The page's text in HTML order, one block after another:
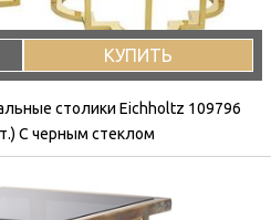
КУПИТЬ
столики Eichholtz 109796
С черным стеклом